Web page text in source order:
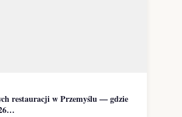
restauracji w Przemyślu — gdzie